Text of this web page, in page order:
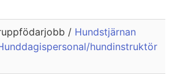
/ Hundstjärnan
hundinstruktör